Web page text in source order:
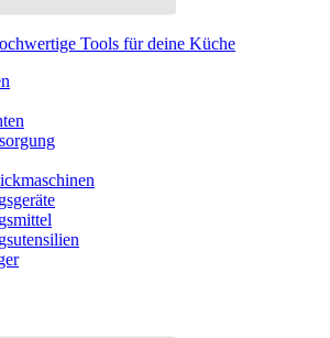
Tools für deine Küche